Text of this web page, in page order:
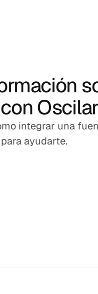
Oscilar
integrar una
ayudarte.